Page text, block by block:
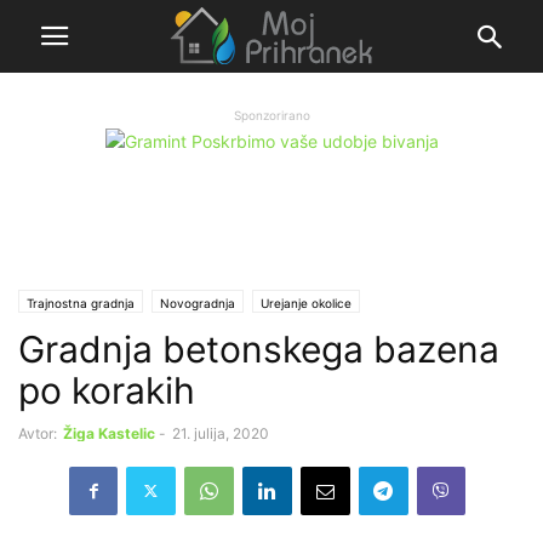
Sponzorirano
Trajnostna gradnja Novogradnja Urejanje okolice
Gradnja betonskega bazena
po korakih
Avtor: Žiga Kastelic - 21. julija, 2020